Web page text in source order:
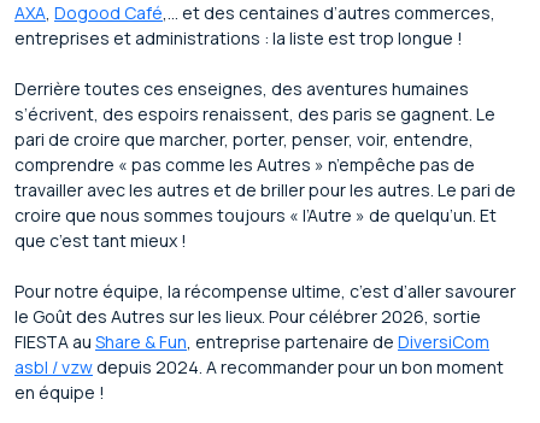
AXA, Dogood Café,… et des centaines d’autres commerces,
entreprises et administrations : la liste est trop longue !
Derrière toutes ces enseignes, des aventures humaines
s’écrivent, des espoirs renaissent, des paris se gagnent. Le
pari de croire que marcher, porter, penser, voir, entendre,
comprendre « pas comme les Autres » n’empêche pas de
travailler avec les autres et de briller pour les autres. Le pari de
croire que nous sommes toujours « l’Autre » de quelqu’un. Et
que c’est tant mieux !
Pour notre équipe, la récompense ultime, c’est d’aller savourer
le Goût des Autres sur les lieux. Pour célébrer 2026, sortie
FIESTA au Share & Fun, entreprise partenaire de DiversiCom
asbl / vzw depuis 2024. A recommander pour un bon moment
en équipe !